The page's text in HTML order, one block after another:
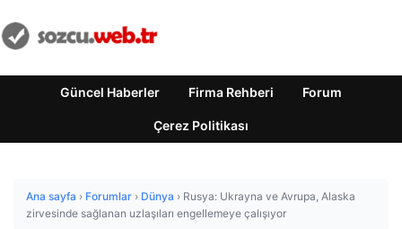
Güncel Haberler Firma Rehberi Forum
Çerez Politikası
Ana sayfa › Forumlar › Dünya › Rusya: Ukrayna ve Avrupa, Alaska
zirvesinde sağlanan uzlaşıları engellemeye çalışıyor